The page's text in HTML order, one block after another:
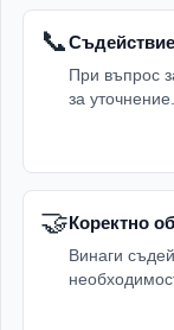
📞
При въпрос
за уточнение.
🤝Коректно
Винаги